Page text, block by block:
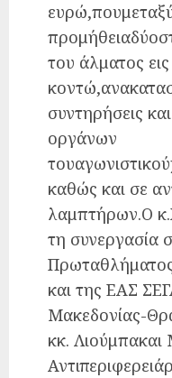
του άλματος
συντηρήσεις
οργάνων
καθώς και σε
λαμπτήρων.Ο
τη συνεργασία
και της ΕΑΣ
Μακεδονίας-
κκ.